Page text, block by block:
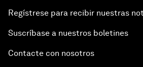
Regístrese para recibir nuestras
Suscríbase a nuestros boletines
Contacte con nosotros